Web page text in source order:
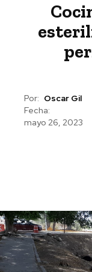
Por: Oscar Gil
Fecha:
mayo 26, 2023